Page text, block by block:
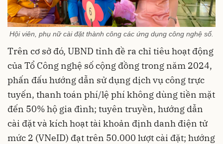
Hội viên, phụ nữ cài đặt thành công các ứng dụng công nghệ số.
Trên cơ sở đó, UBND tỉnh đề ra chỉ tiêu hoạt động
của Tổ Công nghệ số cộng đồng trong năm 2024,
phấn đấu hướng dẫn sử dụng dịch vụ công trực
tuyến, thanh toán phí/lệ phí không dùng tiền mặt
đến 50% hộ gia đình; tuyên truyền, hướng dẫn
cài đặt và kích hoạt tài khoản định danh điện tử
mức 2 (VNeID) đạt trên 50.000 lượt cài đặt; hướng